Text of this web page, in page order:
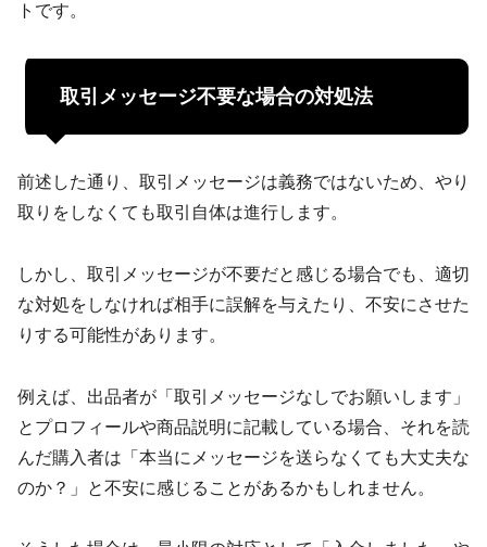
トです。
取引メッセージ不要な場合の対処法
前述した通り、取引メッセージは義務ではないため、やり
取りをしなくても取引自体は進行します。
しかし、取引メッセージが不要だと感じる場合でも、適切
な対処をしなければ相手に誤解を与えたり、不安にさせた
りする可能性があります。
例えば、出品者が「取引メッセージなしでお願いします」
とプロフィールや商品説明に記載している場合、それを読
んだ購入者は「本当にメッセージを送らなくても大丈夫な
のか？」と不安に感じることがあるかもしれません。